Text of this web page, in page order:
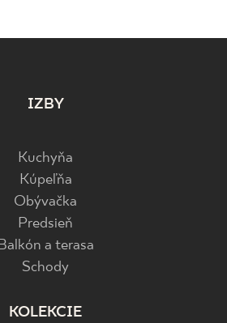
IZBY
Kuchyňa
Kúpeľňa
Obývačka
Predsieň
a terasa
Schody
KOLEKCIE